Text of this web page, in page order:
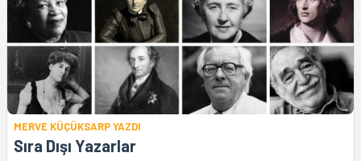
MERVE KÜÇÜKSARP YAZDI
Sıra Dışı Yazarlar